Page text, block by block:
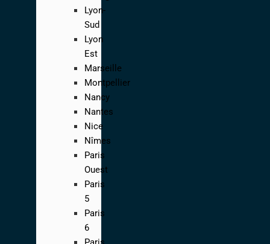
Lyon-
Sud
Lyon
Est
Marseille
Montpellier
Nancy
Nantes
Nice
Nîmes
Paris
Ouest
Paris
5
Paris
6